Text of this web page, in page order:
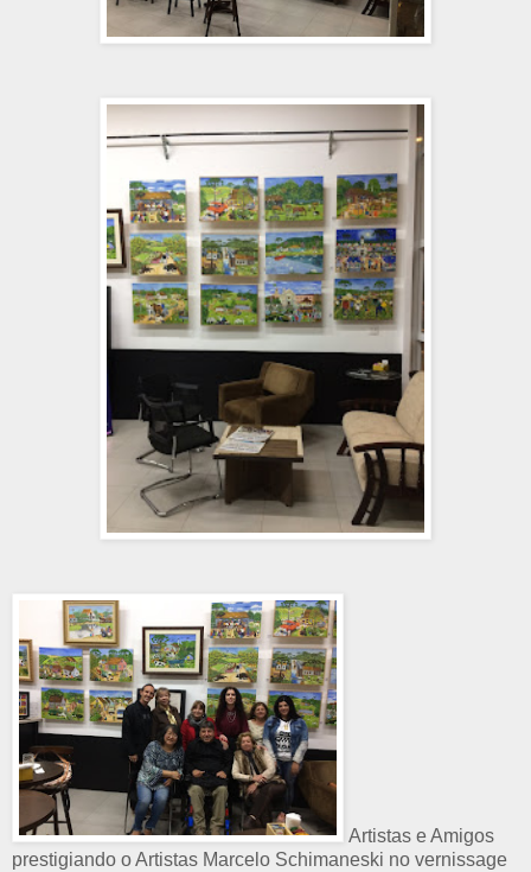
Artistas e Amigos
prestigiando o Artistas Marcelo Schimaneski no vernissage